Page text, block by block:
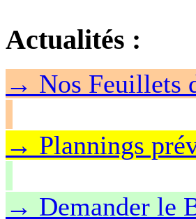
Actualités :
→ Nos Feuillets
→ Plannings
→ Demander le